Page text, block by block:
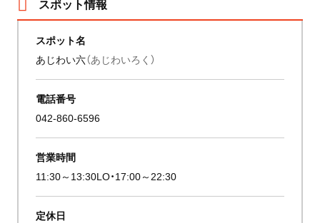
スポット名
あじわい六（あじわいろく）
電話番号
042-860-6596
営業時間
11:30～13:30LO・17:00～22:30
定休日